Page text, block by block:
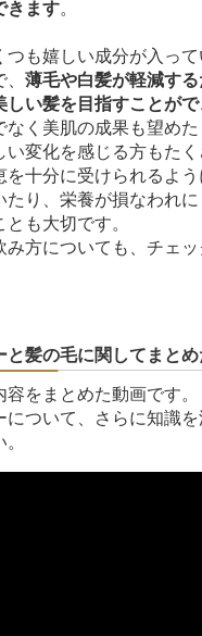
きます。
つも嬉しい成分が入って
、薄毛や白髪が軽減す
しい髪を目指すことが
なく美肌の成果も望め
い変化を感じる方もたく
を十分に受けられるよ
たり、栄養が損なわれ
も大切です。
み方についても、チェ
と髪の毛に関してまと
をまとめた動画です。
について、さらに知識